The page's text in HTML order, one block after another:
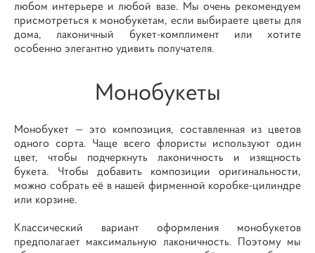
любом интерьере и любой вазе. Мы очень рекомендуем
присмотреться к монобукетам, если выбираете цветы для
дома, лаконичный букет-комплимент или хотите
особенно элегантно удивить получателя.
Монобукеты
Монобукет — это композиция, составленная из цветов
одного сорта. Чаще всего флористы используют один
цвет, чтобы подчеркнуть лаконичность и изящность
букета. Чтобы добавить композиции оригинальности,
можно собрать её в нашей фирменной коробке-цилиндре
или корзине.
Классический вариант оформления монобукетов
предполагает максимальную лаконичность. Поэтому мы